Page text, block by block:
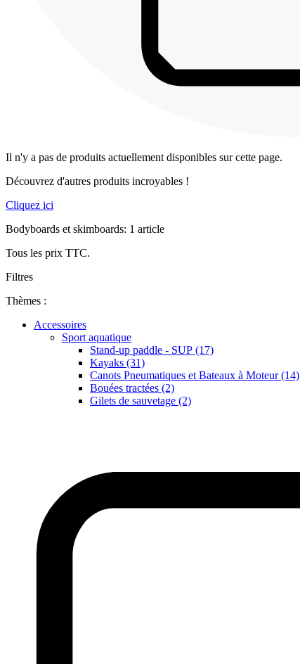
Il n'y a pas de produits actuellement disponibles sur cette page.
Découvrez d'autres produits incroyables !
Cliquez ici
Bodyboards et skimboards: 1 article
Tous les prix TTC.
Filtres
Thèmes :
Accessoires
Sport aquatique
Stand-up paddle - SUP (17)
Kayaks (31)
Canots Pneumatiques et Bateaux à Moteur (14)
Bouées tractées (2)
Gilets de sauvetage (2)